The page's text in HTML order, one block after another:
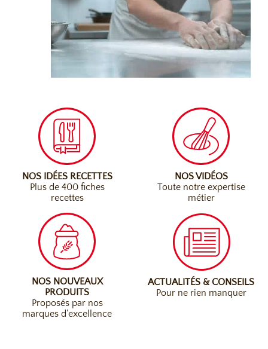
NOS IDÉES RECETTES
Plus de 400 fiches
recettes
NOS VIDÉOS
Toute notre expertise
métier
NOS NOUVEAUX
PRODUITS
Proposés par nos
marques d’excellence
ACTUALITÉS & CONSEILS
Pour ne rien manquer